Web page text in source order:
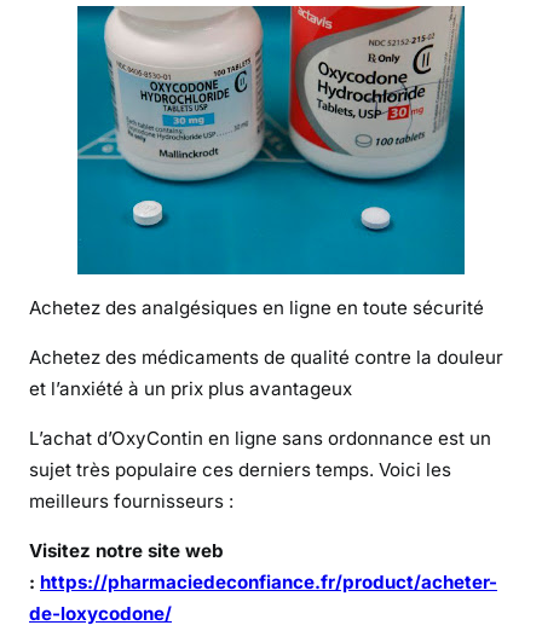
k
k
e
i
i
’
o
y
c
d
o
s
Achetez des analgésiques en ligne en toute sécurité
Achetez des médicaments de qualité contre la douleur
et l’anxiété à un prix plus avantageux
L’achat d’OxyContin en ligne sans ordonnance est un
sujet très populaire ces derniers temps. Voici les
meilleurs fournisseurs :
Visitez notre site web
: https://pharmaciedeconfiance.fr/product/acheter-
de-loxycodone/